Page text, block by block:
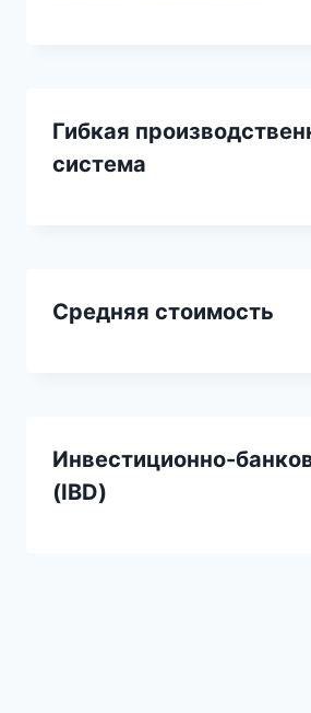
Гибкая
система
Средняя стоимость
Инвестиционно-
(IBD)